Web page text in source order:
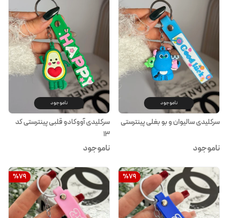
ناموجود
سرکلیدی سالیوان و بو بغلی پینترستی
ناموجود
ناموجود
سرکلیدی آووکادو قلبی پینترستی کد
۱۳
ناموجود
%79
%79